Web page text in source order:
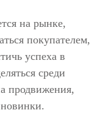
на рынке,
покупателем,
успеха в
среди
продвижения,